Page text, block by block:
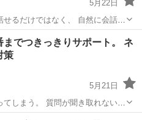
5月22日
はなく、 自然に会話へ
る。 そんな コミュニ
ーション力 も大切になります。 このレッスンでは、 ネイティブ...
話 海外
までつきっきりサポート。 ネ
策
5月21日